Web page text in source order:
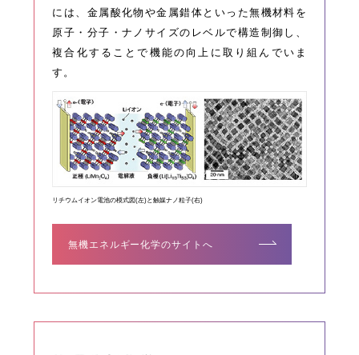
には、金属酸化物や金属錯体といった無機材料を
原子・分子・ナノサイズのレベルで構造制御し、
複合化することで機能の向上に取り組んでいま
す。
リチウムイオン電池の模式図(左)と触媒ナノ粒子(右)
無機エネルギー化学のサイトへ